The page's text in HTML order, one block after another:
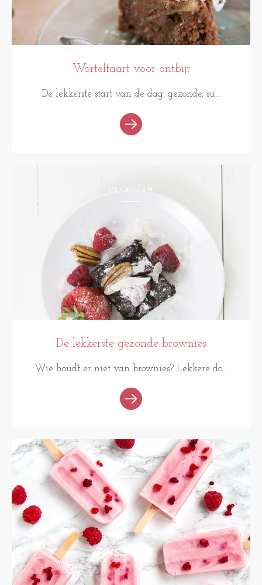
Worteltaart voor ontbijt
De lekkerste start van de dag: gezonde, su...
RECEPTEN
De lekkerste gezonde brownies
Wie houdt er niet van brownies? Lekkere do...
RECEPTEN